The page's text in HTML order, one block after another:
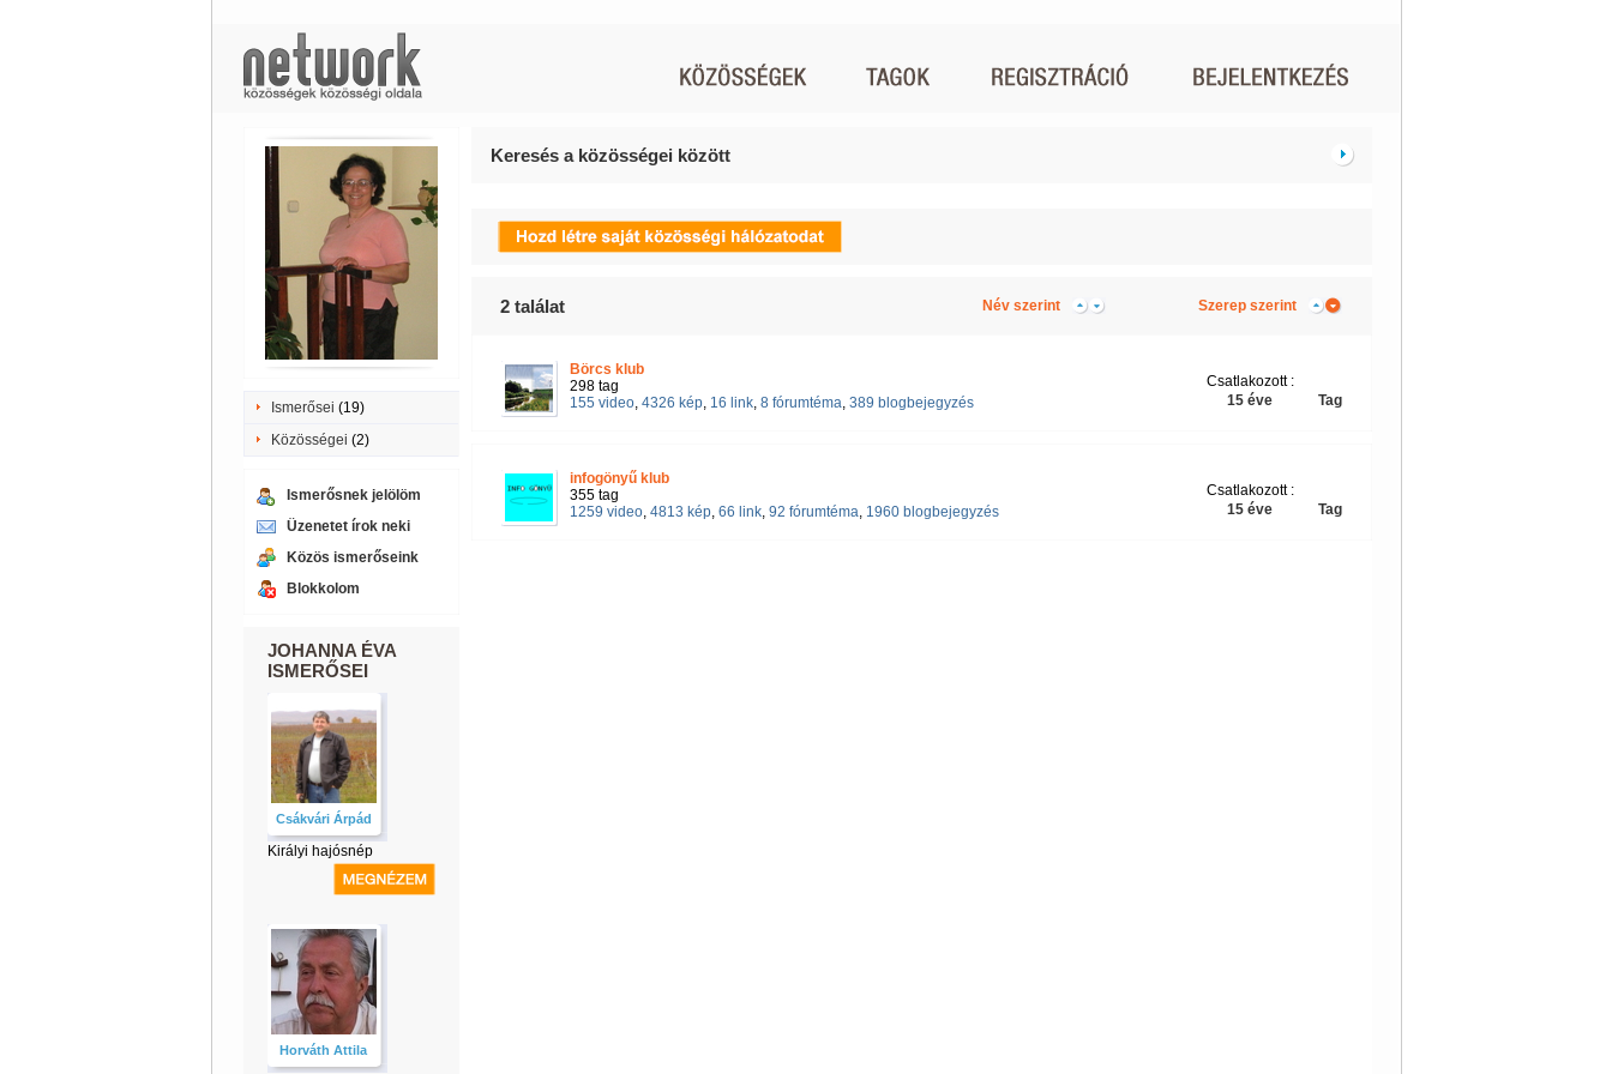
Ismerősei (19)
Közösségei (2)
Ismerősnek jelölöm
Üzenetet írok neki
Közös ismerőseink
Blokkolom
JOHANNA ÉVA
ISMERŐSEI
Csákvári Árpád
Királyi hajósnép
Horváth Attila
Keresés a közösségei között
2találat Név szerint Szerep szerint
Börcs klub
298 tag
155 video, 4326 kép, 16 link, 8 fórumtéma, 389 blogbejegyzés Tag
Csatlakozott :
15 éve
infogönyű klub
355 tag
1259 video, 4813 kép, 66 link, 92 fórumtéma, 1960 blogbejegyzés Tag
Csatlakozott :
15 éve